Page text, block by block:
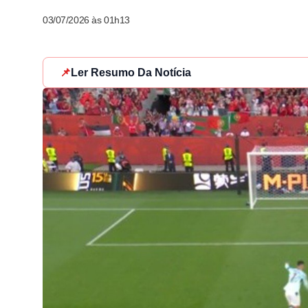
03/07/2026 às 01h13
📌 Ler Resumo Da Notícia